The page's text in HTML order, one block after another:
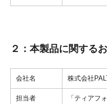
２：本製品に関する
会社名 株式会社
担当者 「ティアフ